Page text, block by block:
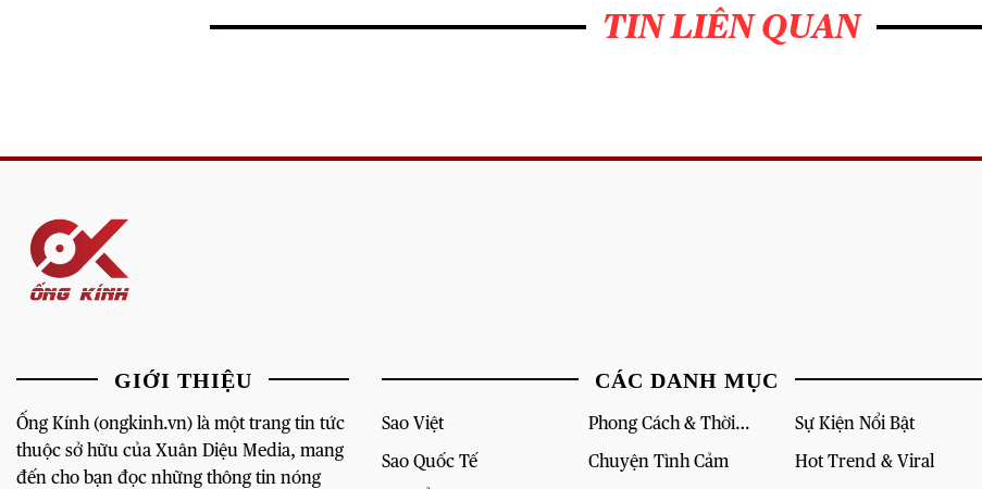
TIN LIÊN QUAN
GIỚI THIỆU
Ống Kính (ongkinh.vn) là một trang tin tức
thuộc sở hữu của Xuân Diệu Media, mang
đến cho bạn đọc những thông tin nóng
CÁC DANH MỤC
Sao Việt
Phong Cách & Thời
Trang
Sự Kiện Nổi Bật
Sao Quốc Tế
Chuyện Tình Cảm
Hot Trend & Viral